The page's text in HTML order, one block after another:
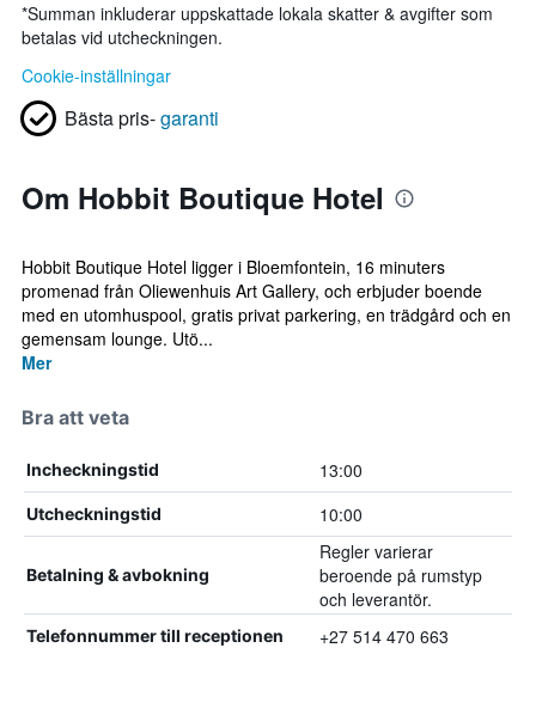
*Summan inkluderar uppskattade lokala skatter & avgifter som
betalas vid utcheckningen.
Cookie-inställningar
Bästa pris-garanti
Om Hobbit Boutique Hotel
Hobbit Boutique Hotel ligger i Bloemfontein, 16 minuters
promenad från Oliewenhuis Art Gallery, och erbjuder boende
med en utomhuspool, gratis privat parkering, en trädgård och en
gemensam lounge. Utö...
Mer
Bra att veta
Incheckningstid 13:00
Utcheckningstid 10:00
Betalning & avbokning
Regler varierar
beroende på rumstyp
och leverantör.
Telefonnummer till receptionen +27 514 470 663